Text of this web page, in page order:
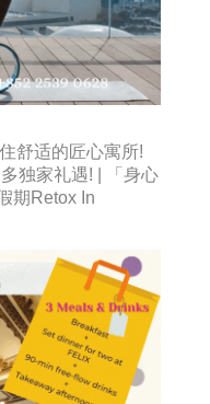
舒适的匠心寓所!
独家礼遇! | 「身心
期Retox In